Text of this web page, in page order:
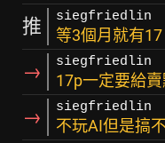
推 siegfriedlin
等3個月就有17
→ siegfriedlin
17p一定要給
→ siegfriedlin
不玩AI但是搞